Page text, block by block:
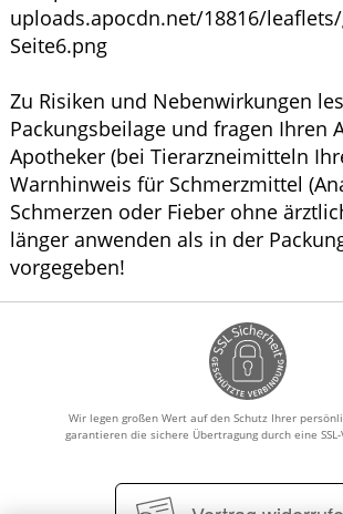
Zu Risiken und Nebenwirkungen
Packungsbeilage und fragen Ihren
Apotheker (bei Tierarzneimitteln
Warnhinweis für Schmerzmittel
Schmerzen oder Fieber ohne
länger anwenden als in der
vorgegeben!
Wir legen großen Wert auf den Schutz Ihrer
garantieren die sichere Übertragung durch eine